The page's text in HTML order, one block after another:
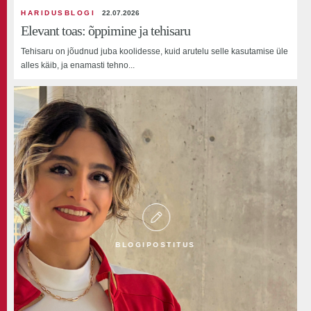
HARIDUSBLOGI 22.07.2026
Elevant toas: õppimine ja tehisaru
Tehisaru on jõudnud juba koolidesse, kuid arutelu selle kasutamise üle
alles käib, ja enamasti tehno...
BLOGIPOSTITUS
One-minute lecture: Why is accessible culture
important?
VIDEO
07.07.2026
Ühe minuti loeng: Miks on oluline ligipääsetav
18.06.2026
Best of BFM 2026 Gala